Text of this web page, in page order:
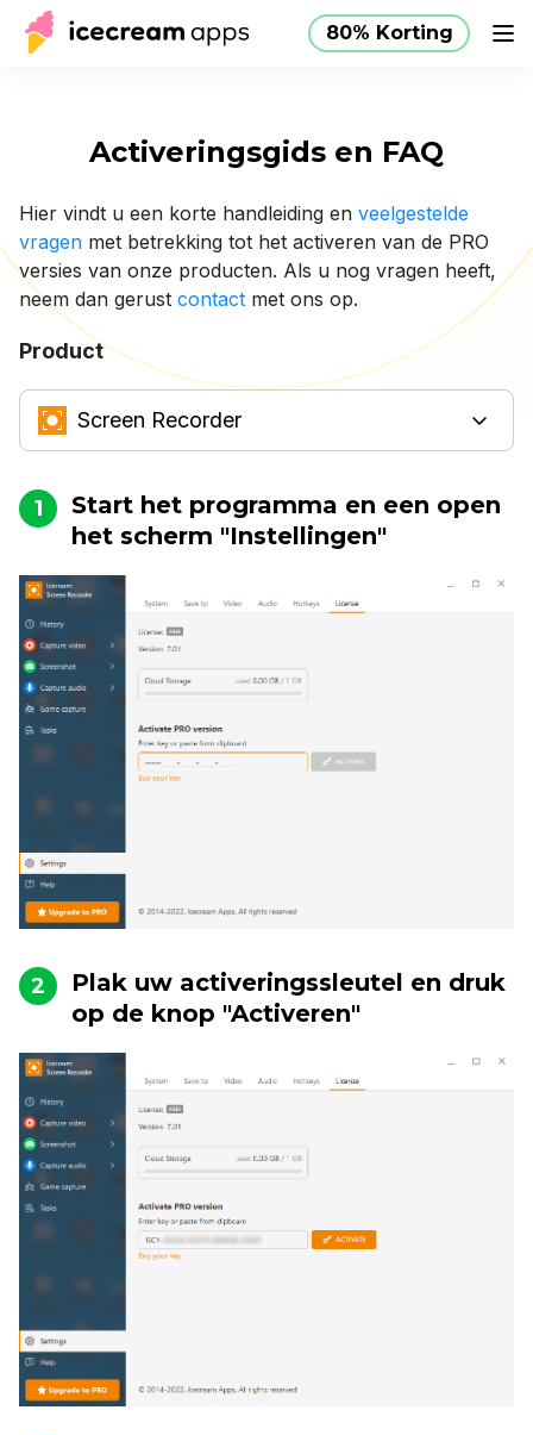
80% Korting
Producten Helpcentrum 80% Korting
NL
Activeringsgids en FAQ
Hier vindt u een korte handleiding en veelgestelde
vragen met betrekking tot het activeren van de PRO
versies van onze producten. Als u nog vragen heeft,
neem dan gerust contact met ons op.
Product
Screen Recorder
1
Start het programma en een open
het scherm "Instellingen"
2
Plak uw activeringssleutel en druk
op de knop "Activeren"